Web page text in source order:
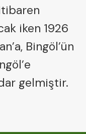
iken 1926
Bingöl’ün
gelmiştir.